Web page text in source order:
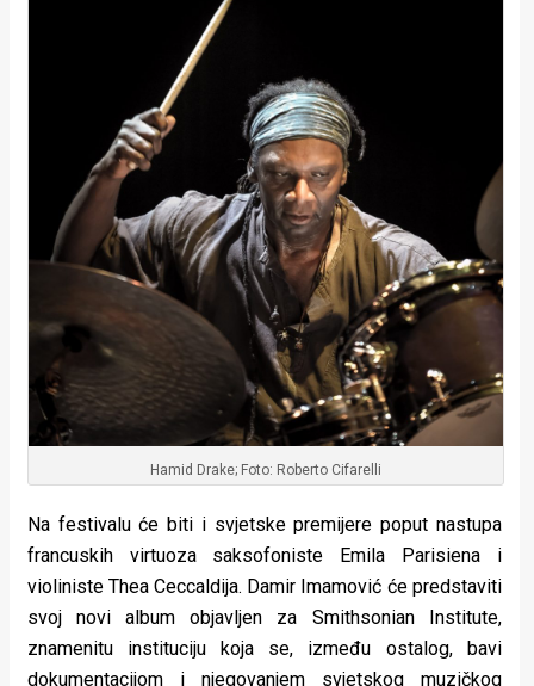
Hamid Drake; Foto: Roberto Cifarelli
Na festivalu će biti i svjetske premijere poput nastupa
francuskih virtuoza saksofoniste Emila Parisiena i
violiniste Thea Ceccaldija. Damir Imamović će predstaviti
svoj novi album objavljen za Smithsonian Institute,
znamenitu instituciju koja se, između ostalog, bavi
dokumentacijom i njegovanjem svjetskog muzičkog